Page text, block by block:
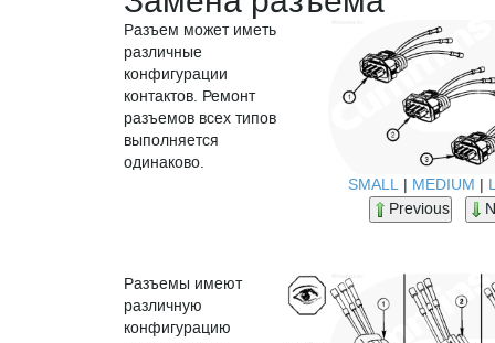
Разъем может иметь
различные
конфигурации
контактов. Ремонт
разъемов всех типов
выполняется
одинаково.
SMALL | MEDIUM |
Previous
Разъемы имеют
различную
конфигурацию